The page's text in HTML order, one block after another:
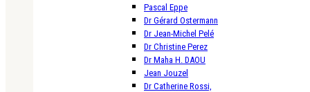
Pascal Eppe
Dr Gérard Ostermann
Dr Jean-Michel Pelé
Dr Christine Perez
Dr Maha H. DAOU
Jean Jouzel
Dr Catherine Rossi,